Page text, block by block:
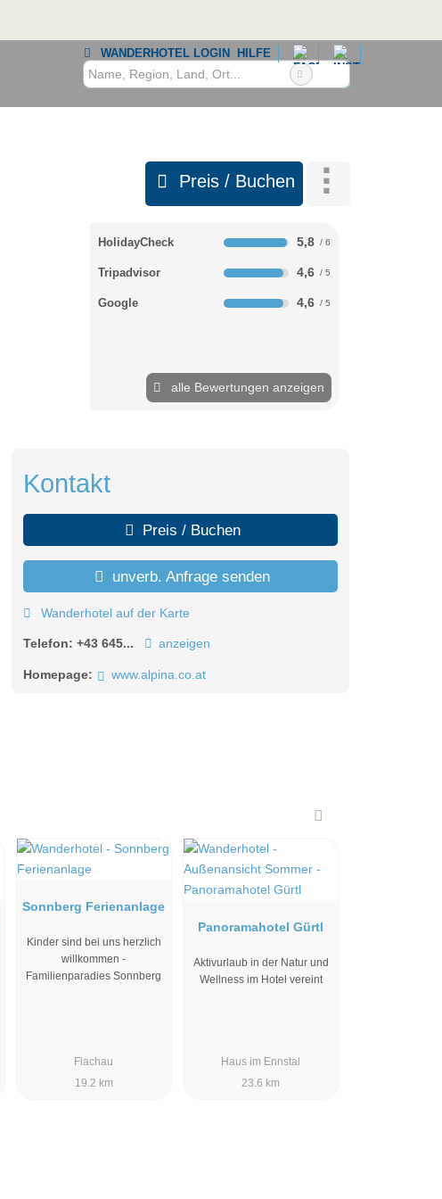
WANDERHOTEL LOGIN HILFE
Preis / Buchen
HolidayCheck 5,8
Tripadvisor 4,6
Google 4,6
alle Bewertungen anzeigen
Kontakt
Preis / Buchen
unverb. Anfrage senden
Wanderhotel auf der Karte
Telefon:+43 645... anzeigen
Homepage: www.alpina.co.at
Sonnberg Ferienanlage
Kinder sind bei uns herzlich
willkommen -
Familienparadies Sonnberg
Flachau
19.2 km
Panoramahotel Gürtl
Aktivurlaub in der Natur und
Wellness im Hotel vereint
Haus im Ennstal
23.6 km